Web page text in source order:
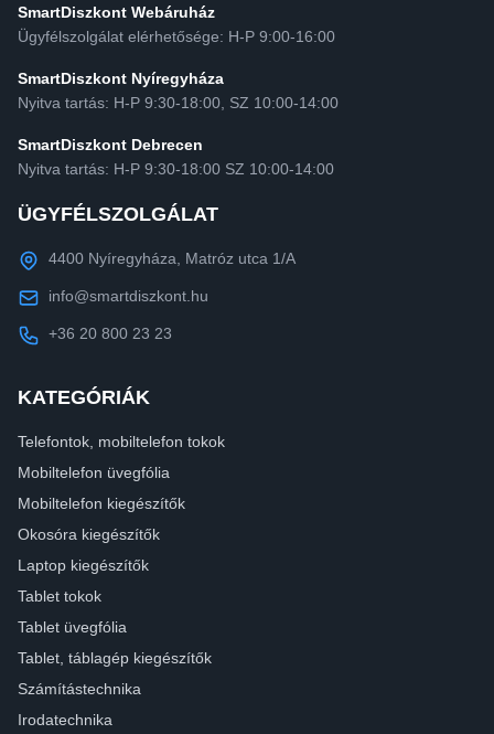
SmartDiszkont Webáruház
Ügyfélszolgálat elérhetősége: H-P 9:00-16:00
SmartDiszkont Nyíregyháza
Nyitva tartás: H-P 9:30-18:00, SZ 10:00-14:00
SmartDiszkont Debrecen
Nyitva tartás: H-P 9:30-18:00 SZ 10:00-14:00
ÜGYFÉLSZOLGÁLAT
4400 Nyíregyháza, Matróz utca 1/A
info@smartdiszkont.hu
+36 20 800 23 23
KATEGÓRIÁK
Telefontok, mobiltelefon tokok
Mobiltelefon üvegfólia
Mobiltelefon kiegészítők
Okosóra kiegészítők
Laptop kiegészítők
Tablet tokok
Tablet üvegfólia
Tablet, táblagép kiegészítők
Számítástechnika
Irodatechnika